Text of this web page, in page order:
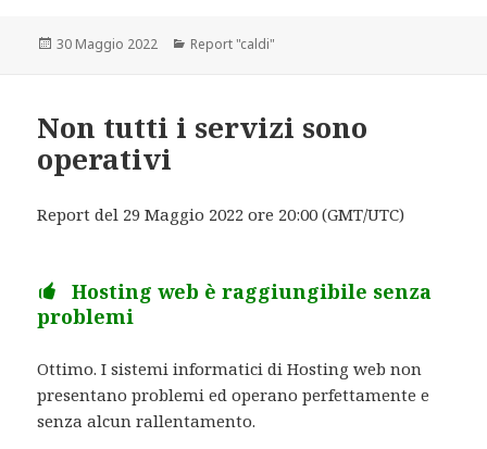
Scritto
30 Maggio 2022 Categorie
Report "caldi"
Non tutti i servizi sono
operativi
Report del 29 Maggio 2022 ore 20:00 (GMT/UTC)
Hosting web è raggiungibile senza
problemi
Ottimo. I sistemi informatici di Hosting web non
presentano problemi ed operano perfettamente e
senza alcun rallentamento.